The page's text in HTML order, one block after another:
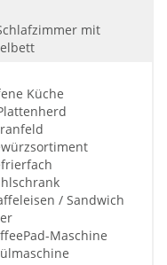
mit
Küche
/ Sandwich
Maschine